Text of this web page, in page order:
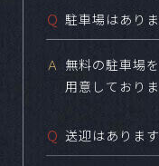
Ｑ 駐車場はあり
Ａ 無料の駐車場
用意しておりま
Ｑ 送迎はありま